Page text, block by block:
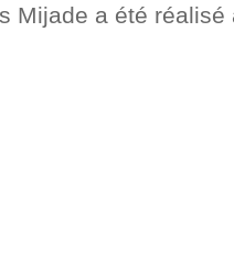
Mijade a été réalisé